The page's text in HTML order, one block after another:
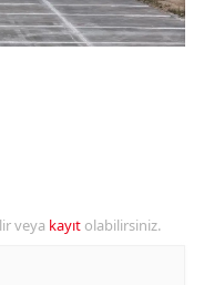
veya kayıt olabilirsiniz.